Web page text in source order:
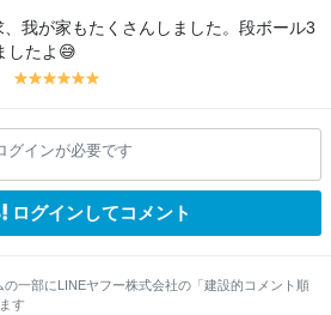
、我が家もたくさんしました。段ボール3
したよ😅
y
lo
w
y
lo
w
y
lo
w
y
lo
w
y
lo
w
lo
w
グインが必要です
ログインしてコメント
一部にLINEヤフー株式会社の「建設的コメント順
す